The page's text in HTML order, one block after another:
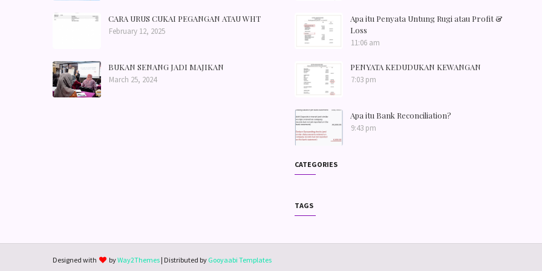
CARA URUS CUKAI PEGANGAN ATAU WHT
February 12, 2025
BUKAN SENANG JADI MAJIKAN
March 25, 2024
Apa itu Penyata Untung Rugi atau Profit &
Loss
11:06 am
PENYATA KEDUDUKAN KEWANGAN
7:03 pm
Apa itu Bank Reconciliation?
9:43 pm
CATEGORIES
TAGS
Designed with byWay2Themes | Distributed by Gooyaabi Templates